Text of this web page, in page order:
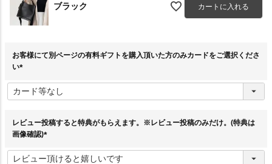
ブラック カートに入れる
お客様にて別ページの有料ギフトを購入頂いた方のみカードをご選択くださ
い
必
須
レビュー投稿すると特典がもらえます。※レビュー投稿のみだけ。(特典は
画像確認)
必